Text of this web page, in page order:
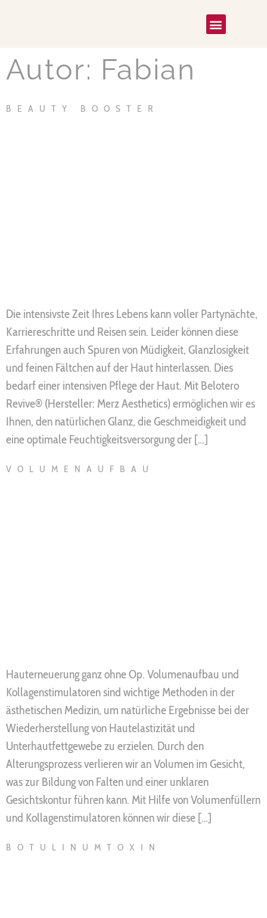
Autor: Fabian
BEAUTY BOOSTER
Die intensivste Zeit Ihres Lebens kann voller Partynächte,
Karriereschritte und Reisen sein. Leider können diese
Erfahrungen auch Spuren von Müdigkeit, Glanzlosigkeit
und feinen Fältchen auf der Haut hinterlassen. Dies
bedarf einer intensiven Pflege der Haut. Mit Belotero
Revive® (Hersteller: Merz Aesthetics) ermöglichen wir es
Ihnen, den natürlichen Glanz, die Geschmeidigkeit und
eine optimale Feuchtigkeitsversorgung der […]
VOLUMENAUFBAU
Hauterneuerung ganz ohne Op. Volumenaufbau und
Kollagenstimulatoren sind wichtige Methoden in der
ästhetischen Medizin, um natürliche Ergebnisse bei der
Wiederherstellung von Hautelastizität und
Unterhautfettgewebe zu erzielen. Durch den
Alterungsprozess verlieren wir an Volumen im Gesicht,
was zur Bildung von Falten und einer unklaren
Gesichtskontur führen kann. Mit Hilfe von Volumenfüllern
und Kollagenstimulatoren können wir diese […]
BOTULINUMTOXIN